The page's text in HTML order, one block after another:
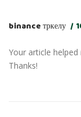
binance тркелу
Your article
Thanks!